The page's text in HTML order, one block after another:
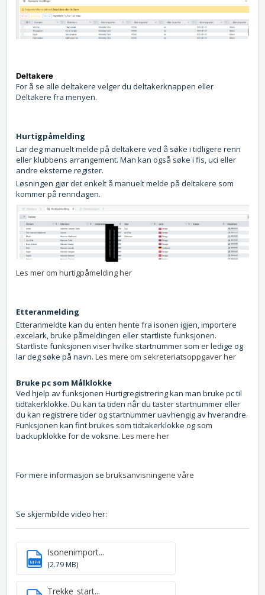
Deltakere
For å se alle deltakere velger du deltakerknappen eller
Deltakere fra menyen.
Hurtigpåmelding
Lar deg manuelt melde på deltakere ved å søke i tidligere renn
eller klubbens arrangement. Man kan også søke i fis, uci eller
andre eksterne register.
Løsningen gjør det enkelt å manuelt melde på deltakere som
kommer på renndagen.
Les mer om hurtigpåmelding her
Etteranmelding
Etteranmeldte kan du enten hente fra isonen igjen, importere
excelark, bruke påmeldingen eller startliste funksjonen.
Startliste funksjonen viser hvilke startnummer som er ledige og
lar deg søke på navn. Les mere om sekreteriatsoppgaver her
Bruke pc som Målklokke
Ved hjelp av funksjonen Hurtigregistrering kan man bruke pc til
tidtakerklokke. Du kan ta tiden når du taster startnummer eller
du kan registrere tider og startnummer uavhengig av hverandre.
Funksjonen kan fint brukes som tidtakerklokke og som
backupklokke for de voksne. Les mere her
For mere informasjon se bruksanvisningene våre
Se skjermbilde video her:
MP4
Isonenimport...
(2.79 MB)
Trekke_start...